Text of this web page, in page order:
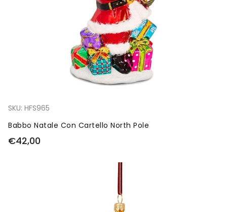
SKU: HFS965
Babbo Natale Con Cartello North Pole
€42,00